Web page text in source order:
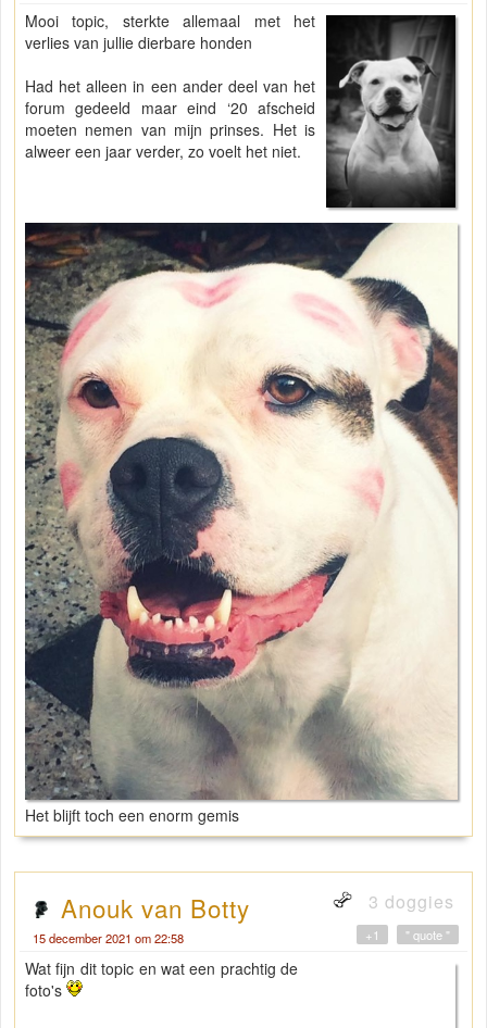
Mooi topic, sterkte allemaal met het
verlies van jullie dierbare honden
Had het alleen in een ander deel van het
forum gedeeld maar eind ‘20 afscheid
moeten nemen van mijn prinses. Het is
alweer een jaar verder, zo voelt het niet.
Het blijft toch een enorm gemis
Anouk van Botty 3 doggies
15 december 2021 om 22:58 " quote "
+1
Wat fijn dit topic en wat een prachtig de
foto's